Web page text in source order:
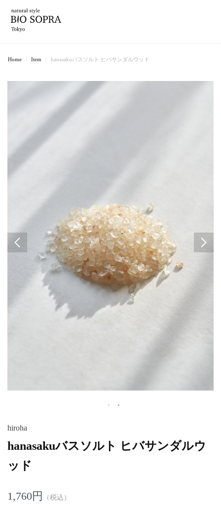
Home Item hanasakuバスソルト ヒバサンダルウッド
hiroha
hanasakuバスソルト ヒバサンダルウ
ッド
1,760円 （税込）